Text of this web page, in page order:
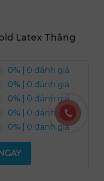
Latex Thắng
0% | 0 đánh giá
0% | 0 đánh giá
0% | 0 đánh giá
0% | 0 đánh giá
0% | 0 đánh giá